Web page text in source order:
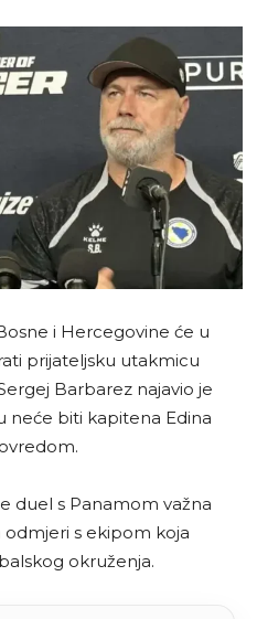
i Hercegovine će u
prijateljsku utakmicu
Barbarez najavio je
neće biti kapitena Edina
duel s Panamom važna
s ekipom koja
okruženja.